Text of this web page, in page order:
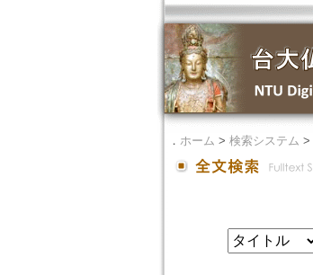
． ホーム > 検索システム >